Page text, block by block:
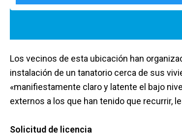
Los vecinos de esta ubicación han
instalación de un tanatorio cerca de sus
«manifiestamente claro y latente el bajo
externos a los que han tenido que recurrir,
Solicitud de licencia